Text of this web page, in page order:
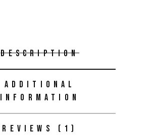
DESCRIPTION
ADDITIONAL
INFORMATION
REVIEWS (1)